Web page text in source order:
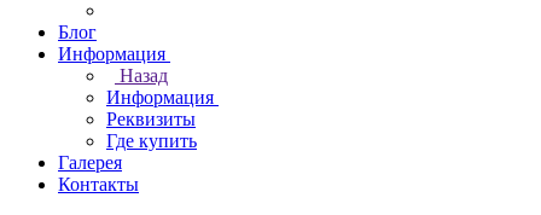
Блог
Информация
Назад
Информация
Реквизиты
Где купить
Галерея
Контакты